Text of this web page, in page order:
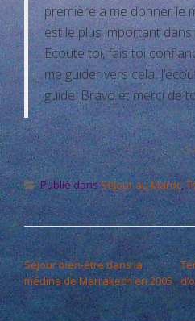
première a me donner le
est le plus important dans
Ecoute toi, fais toi
me guider vers cela.
guide. Bravo et merci de
Publié dansSéjour au Maroc,
NAVIGATION DE
Séjour bien-être dans la
médina de Marrakech en 2005